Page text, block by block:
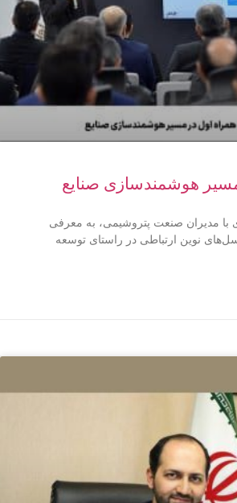
هوشمندسازی صنایع
با مدیران صنعت پتروشیمی، به معرفی
نوین ارتباطی در راستای توسعه